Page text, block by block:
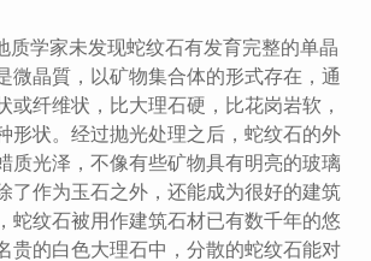
质学家未发现蛇纹石有发育完整的单晶
微晶質，以矿物集合体的形式存在，通
或纤维状，比大理石硬，比花岗岩软，
形状。经过抛光处理之后，蛇纹石的外
质光泽，不像有些矿物具有明亮的玻璃
了作为玉石之外，还能成为很好的建筑
蛇纹石被用作建筑石材已有数千年的悠
贵的白色大理石中，分散的蛇纹石能对